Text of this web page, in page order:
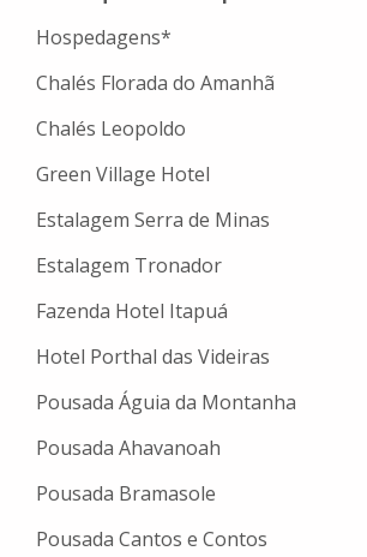
Hospedagens*
Chalés Florada do Amanhã
Chalés Leopoldo
Green Village Hotel
Estalagem Serra de Minas
Estalagem Tronador
Fazenda Hotel Itapuá
Hotel Porthal das Videiras
Pousada Águia da Montanha
Pousada Ahavanoah
Pousada Bramasole
Pousada Cantos e Contos